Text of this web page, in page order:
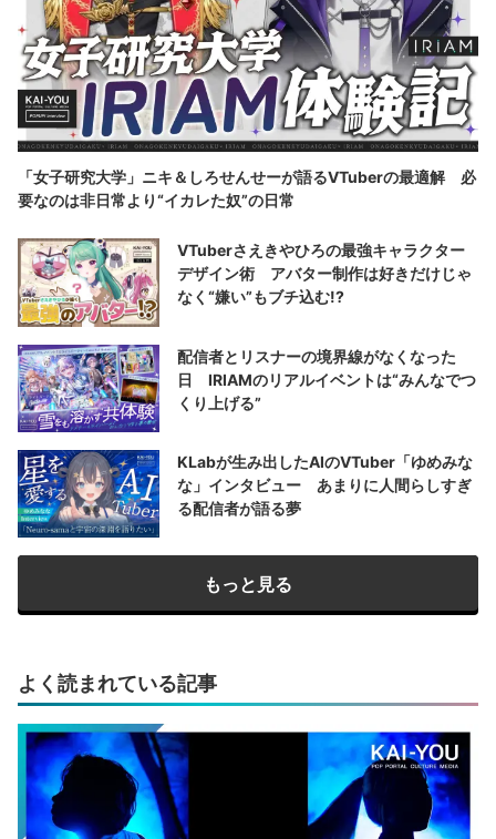
「女子研究大学」ニキ＆しろせんせーが語るVTuberの最適解 必
要なのは非日常より“イカレた奴”の日常
VTuberさえきやひろの最強キャラクター
デザイン術 アバター制作は好きだけじゃ
なく“嫌い”もブチ込む!?
配信者とリスナーの境界線がなくなった
日 IRIAMのリアルイベントは“みんなでつ
くり上げる”
KLabが生み出したAIのVTuber「ゆめみな
な」インタビュー あまりに人間らしすぎ
る配信者が語る夢
もっと見る
よく読まれている記事